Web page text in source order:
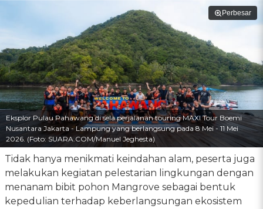
Perbesar
Eksplor Pulau Pahawang di sela perjalanan touring MAXI Tour Boemi
Nusantara Jakarta - Lampung yang berlangsung pada 8 Mei - 11 Mei
2026. (Foto: SUARA.COM/Manuel Jeghesta)
Tidak hanya menikmati keindahan alam, peserta juga
melakukan kegiatan pelestarian lingkungan dengan
menanam bibit pohon Mangrove sebagai bentuk
kepedulian terhadap keberlangsungan ekosistem